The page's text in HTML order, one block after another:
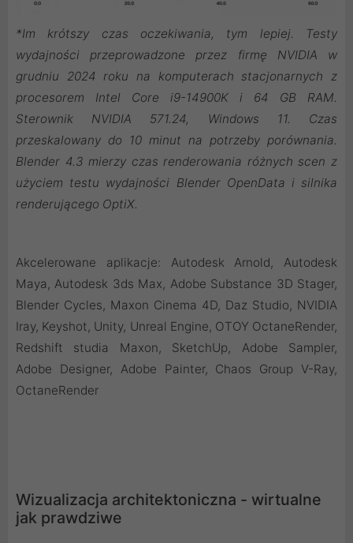
*Im krótszy czas oczekiwania, tym lepiej. Testy
wydajności przeprowadzone przez firmę NVIDIA w
grudniu 2024 roku na komputerach stacjonarnych z
procesorem Intel Core i9-14900K i 64 GB RAM.
Sterownik NVIDIA 571.24, Windows 11. Czas
przeskalowany do 10 minut na potrzeby porównania.
Blender 4.3 mierzy czas renderowania różnych scen z
użyciem testu wydajności Blender OpenData i silnika
renderującego OptiX.
Akcelerowane aplikacje: Autodesk Arnold, Autodesk
Maya, Autodesk 3ds Max, Adobe Substance 3D Stager,
Blender Cycles, Maxon Cinema 4D, Daz Studio, NVIDIA
Iray, Keyshot, Unity, Unreal Engine, OTOY OctaneRender,
Redshift studia Maxon, SketchUp, Adobe Sampler,
Adobe Designer, Adobe Painter, Chaos Group V-Ray,
OctaneRender
Wizualizacja architektoniczna - wirtualne
jak prawdziwe